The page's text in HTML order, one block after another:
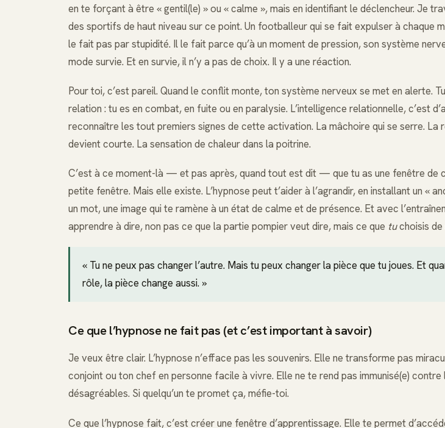
en te forçant à être « gentil(le) » ou « calme », mais en identifiant le déclencheur. Je
des sportifs de haut niveau sur ce point. Un footballeur qui se fait expulser à chaque
le fait pas par stupidité. Il le fait parce qu’à un moment de pression, son système
mode survie. Et en survie, il n’y a pas de choix. Il y a une réaction.
Pour toi, c’est pareil. Quand le conflit monte, ton système nerveux se met en alerte. Tu
relation : tu es en combat, en fuite ou en paralysie. L’intelligence relationnelle, c’est
reconnaître les tout premiers signes de cette activation. La mâchoire qui se serre. La
devient courte. La sensation de chaleur dans la poitrine.
C’est à ce moment-là — et pas après, quand tout est dit — que tu as une fenêtre de
petite fenêtre. Mais elle existe. L’hypnose peut t’aider à l’agrandir, en installant un «
un mot, une image qui te ramène à un état de calme et de présence. Et avec
apprendre à dire, non pas ce que la partie pompier veut dire, mais ce que tuchoisis de
« Tu ne peux pas changer l’autre. Mais tu peux changer la pièce que tu joues. Et
rôle, la pièce change aussi. »
Ce que l’hypnose ne fait pas (et c’est important à savoir)
Je veux être clair. L’hypnose n’efface pas les souvenirs. Elle ne transforme pas
conjoint ou ton chef en personne facile à vivre. Elle ne te rend pas immunisé(e)
désagréables. Si quelqu’un te promet ça, méfie-toi.
Ce que l’hypnose fait, c’est créer une fenêtre d’apprentissage. Elle te permet